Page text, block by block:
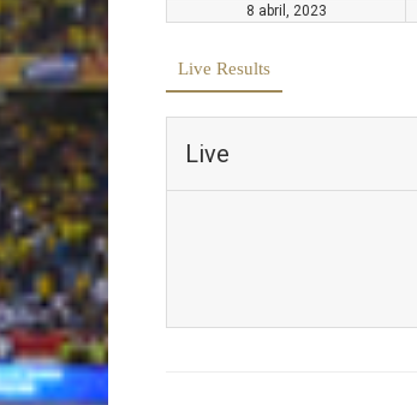
8 abril, 2023
Live Results
Live